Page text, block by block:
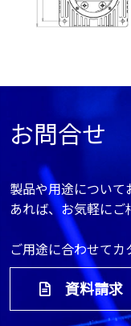
お問合せ
製品や用途につい
あれば、お気軽にご
ご用途に合わせてカ
資料請求